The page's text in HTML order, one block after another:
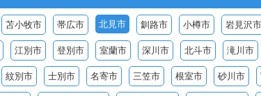
苫小牧市 帯広市 北見市 釧路市 小樽市 岩見沢市
江別市 登別市 室蘭市 深川市 北斗市 滝川市
紋別市 士別市 名寄市 三笠市 根室市 砂川市